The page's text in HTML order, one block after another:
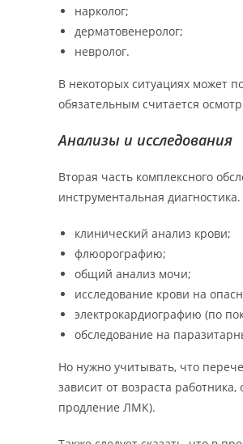
нарколог;
дерматовенеролог;
невролог.
В некоторых ситуациях может
обязательным считается осмотр
Анализы и исследования
Вторая часть комплексного
инструментальная
клинический анализ крови;
флюорографию;
общий анализ мочи;
исследование крови на
электрокардиографию (по
обследование на
Но нужно учитывать, что
зависит от возраста
продление ЛМК).